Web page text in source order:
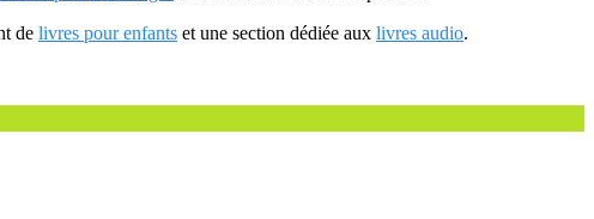
de livres pour enfants et une section dédiée aux livres audio.